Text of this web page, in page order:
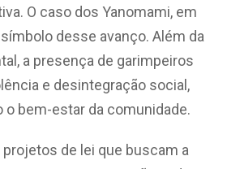
O caso dos Yanomami, em
desse avanço. Além da
a presença de garimpeiros
e desintegração social,
bem-estar da comunidade.
de lei que buscam a